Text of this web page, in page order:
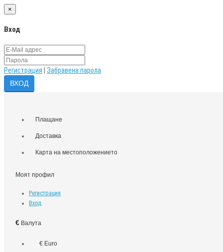
×
Вход
Регистрация Забравена парола
Плащане
Доставка
Карта на местоположението
Моят профил
Регистрация
Вход
€ Валута
€ Euro